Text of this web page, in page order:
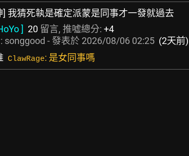
] 我猜死執是確定派蒙是同事才一發就過去
] 20 留言, 推噓總分: +4
songgood - 發表於 2026/08/06 02:25 (2天前)
ClawRage: 是女同事嗎